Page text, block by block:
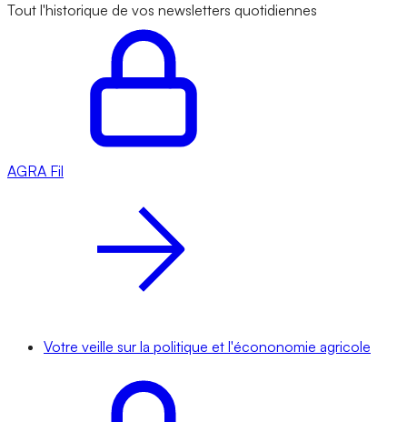
Tout l'historique de vos newsletters quotidiennes
AGRA Fil
Votre veille sur la politique et l'écononomie agricole